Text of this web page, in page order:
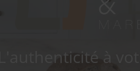
L'authenticité à